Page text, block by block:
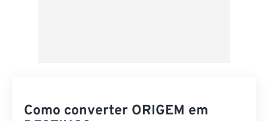
Como converter ORIGEM em